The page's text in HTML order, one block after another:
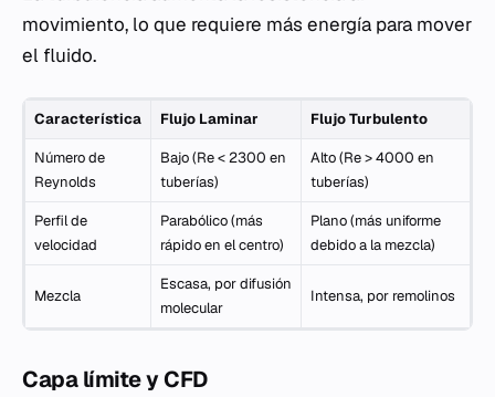
movimiento, lo que requiere más energía para mover
el fluido.
Característica Flujo Laminar Flujo Turbulento
Número de
Reynolds
Bajo (Re < 2300 en
tuberías)
Alto (Re > 4000 en
tuberías)
Perfil de
velocidad
Parabólico (más
rápido en el centro)
Plano (más uniforme
debido a la mezcla)
Mezcla
Escasa, por difusión
molecular
Intensa, por remolinos
Capa límite y CFD